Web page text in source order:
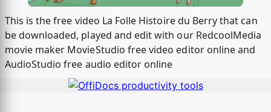
This is the free video La Folle Histoire du Berry that can
be downloaded, played and edit with our RedcoolMedia
movie maker MovieStudio free video editor online and
AudioStudio free audio editor online